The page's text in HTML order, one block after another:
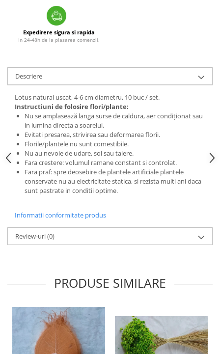
Expedirere sigura si rapida
In 24-48h de la plasarea comenzii.
Descriere
Lotus natural uscat, 4-6 cm diametru, 10 buc / set.
Instructiuni de folosire flori/plante:
Nu se amplasează langa surse de caldura, aer condiționat sau
in lumina directa a soarelui.
Evitati presarea, strivirea sau deformarea florii.
Florile/plantele nu sunt comestibile.
Nu au nevoie de udare, sol sau taiere.
Fara crestere: volumul ramane constant si controlat.
Fara praf: spre deosebire de plantele artificiale plantele
conservate nu au electricitate statica, si rezista multi ani daca
sunt pastrate in conditii optime.
Informatii conformitate produs
Review-uri(0)
PRODUSE SIMILARE